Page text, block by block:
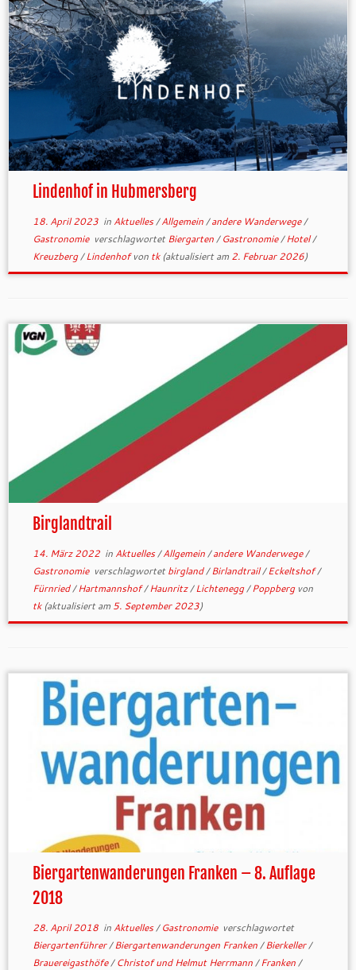
Lindenhof in Hubmersberg
18. April 2023in Aktuelles/Allgemein/andere Wanderwege/
Gastronomie verschlagwortetBiergarten/Gastronomie/Hotel/
Kreuzberg/Lindenhofvon tk(aktualisiert am 2. Februar 2026)
Birglandtrail
14. März 2022in Aktuelles/Allgemein/andere Wanderwege/
Gastronomie verschlagwortetbirgland/Birlandtrail/Eckeltshof/
Fürnried/Hartmannshof/Haunritz/Lichtenegg/Poppberg von
tk(aktualisiert am 5. September 2023)
Biergartenwanderungen Franken – 8. Auflage
2018
28. April 2018in Aktuelles/Gastronomie verschlagwortet
Biergartenführer/Biergartenwanderungen Franken/Bierkeller/
Brauereigasthöfe/Christof und Helmut Herrmann/Franken/